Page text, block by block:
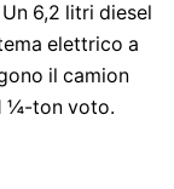
6,2 litri diesel
elettrico a
il camion
¼-ton voto.